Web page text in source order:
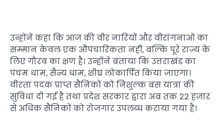
उन्होंने कहा कि आज की वीर नारियों और वीरांगनाओं का
सम्मान केवल एक औपचारिकता नहीं, बल्कि पूरे राज्य के
लिए गौरव का क्षण है। उन्होंने बताया कि उत्तराखंड का
पंचम धाम, सैन्य धाम, शीघ्र लोकार्पित किया जाएगा।
वीरता पदक प्राप्त सैनिकों को निशुल्क बस यात्रा की
सुविधा दी गई है तथा प्रदेश सरकार द्वारा अब तक 22 हजार
से अधिक सैनिकों को रोजगार उपलब्ध कराया गया है।